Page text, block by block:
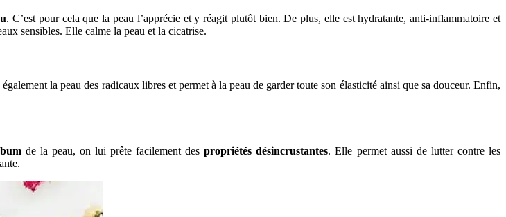
. C’est pour cela que la peau l’apprécie et y réagit plutôt bien. De plus, elle est hydratante, anti-inflammatoire et
sensibles. Elle calme la peau et la cicatrise.
la peau des radicaux libres et permet à la peau de garder toute son élasticité ainsi que sa douceur. Enfin,
de la peau, on lui prête facilement despropriétés désincrustantes. Elle permet aussi de lutter contre les